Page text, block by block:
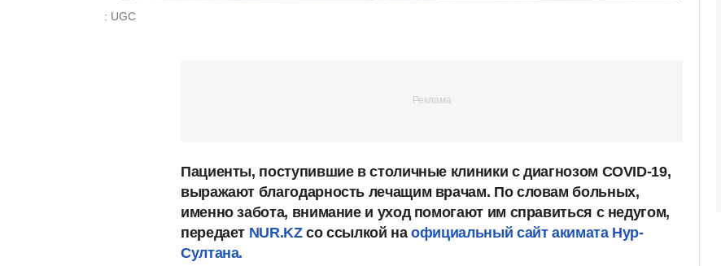
: UGC
Пациенты, поступившие в столичные клиники с диагнозом COVID-19,
выражают благодарность лечащим врачам. По словам больных,
именно забота, внимание и уход помогают им справиться с недугом,
передает NUR.KZсо ссылкой наофициальный сайт акимата Нур-
Султана.